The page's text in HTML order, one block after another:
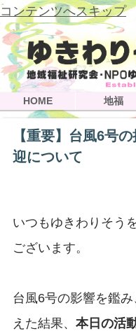
コンテンツへスキップ
HOME 地福
【重要】台風6号
迎について
いつもゆきわりそう
ございます。
台風6号の影響を鑑
えた結果、 本日の活